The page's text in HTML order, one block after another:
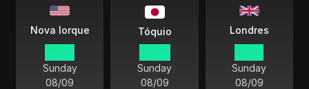
Nova Iorque
Sunday
08/09
Tóquio
Sunday
08/09
Londres
Sunday
08/09